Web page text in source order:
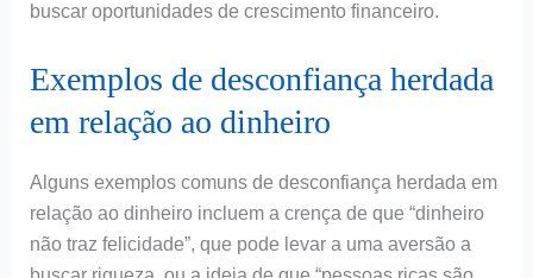
buscar oportunidades de crescimento financeiro.
Exemplos de desconfiança herdada
em relação ao dinheiro
Alguns exemplos comuns de desconfiança herdada em
relação ao dinheiro incluem a crença de que “dinheiro
não traz felicidade”, que pode levar a uma aversão a